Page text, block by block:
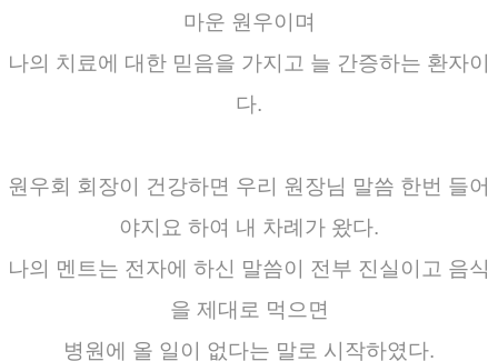
마운 원우이며
나의 치료에 대한 믿음을 가지고 늘 간증하는 환자이
다.
원우회 회장이 건강하면 우리 원장님 말씀 한번 들어
야지요 하여 내 차례가 왔다.
나의 멘트는 전자에 하신 말씀이 전부 진실이고 음식
을 제대로 먹으면
병원에 올 일이 없다는 말로 시작하였다.